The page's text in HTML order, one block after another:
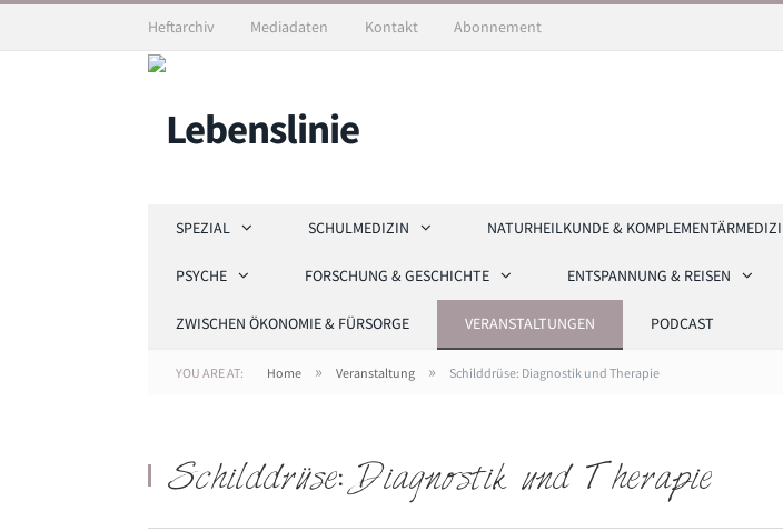
Heftarchiv Mediadaten Kontakt Abonnement
SPEZIAL SCHULMEDIZIN NATURHEILKUNDE &
PSYCHE FORSCHUNG & GESCHICHTE ENTSPANNUNG & REISEN
ZWISCHEN ÖKONOMIE & FÜRSORGE VERANSTALTUNGEN PODCAST
YOU ARE AT: Home » Veranstaltung » Schilddrüse: Diagnostik und Therapie
Schilddrüse: Diagnostik und Therapie